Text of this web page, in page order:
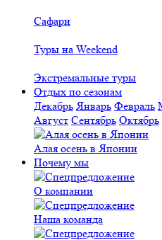
Сафари
Туры на Weekend
Экстремальные туры
Отдых по сезонам
Декабрь Январь Февраль
Август Сентябрь Октябрь
Алая осень в Японии
Почему мы
О компании
Наша команда